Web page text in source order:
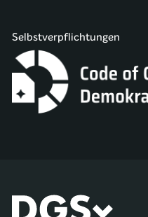
Selbstverpflichtungen